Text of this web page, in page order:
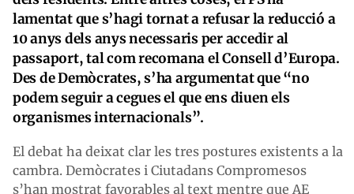
lamentat que s’hagi tornat a refusar la reducció a
10 anys dels anys necessaris per accedir al
passaport, tal com recomana el Consell d’Europa.
Des de Demòcrates, s’ha argumentat que “no
podem seguir a cegues el que ens diuen els
organismes internacionals”.
El debat ha deixat clar les tres postures existents a la
cambra. Demòcrates i Ciutadans Compromesos
s’han mostrat favorables al text mentre que AE